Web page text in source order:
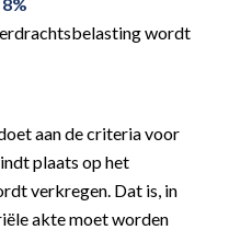
wordt
aan de criteria voor
plaats op het
verkregen. Dat is, in
akte moet worden